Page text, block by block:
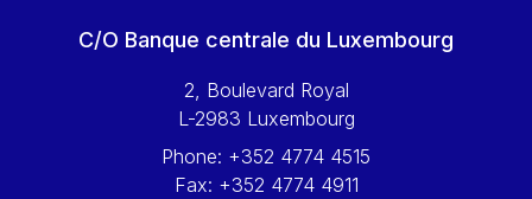
Wolfgang Ketterle
Yossi Beillin
C/O Banque centrale du Luxembourg
2, Boulevard Royal
L-2983 Luxembourg
Phone: +352 4774 4515
Fax: +352 4774 4911